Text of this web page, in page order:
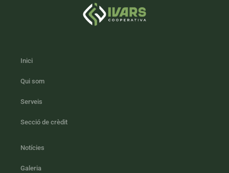
Inici
Qui som
Serveis
Secció de crèdit
Notícies
Galeria